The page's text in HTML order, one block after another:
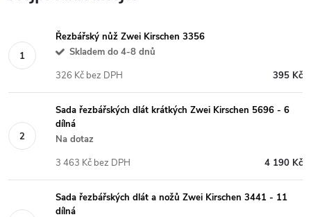
Řezbářský nůž Zwei Kirschen 3356
Skladem do 4-8 dnů
395 Kč
326 Kč bez DPH
Sada řezbářských dlát krátkých Zwei Kirschen 5696 - 6
dílná
Na dotaz
4 190 Kč
3 463 Kč bez DPH
Sada řezbářských dlát a nožů Zwei Kirschen 3441 - 11
dílná